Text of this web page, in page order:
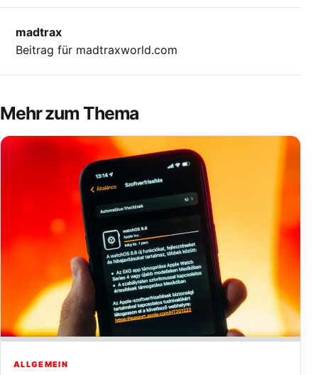
madtrax
Beitrag für madtraxworld.com
Mehr zum Thema
ALLGEMEIN